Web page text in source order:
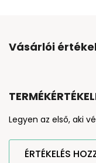
Vásárlói
Legyen az első, aki
ÉRTÉKELÉS